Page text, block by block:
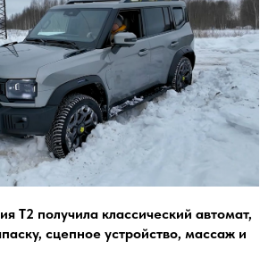
T2 получила классический автомат,
сцепное устройство, массаж и